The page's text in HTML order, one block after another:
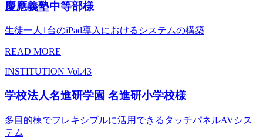
慶應義塾中等部様
生徒一人1台のiPad導入におけるシステムの構築
READ MORE
INSTITUTION Vol.43
学校法人名進研学園 名進研小学校様
多目的棟でフレキシブルに活用できるタッチパネルAVシス
テム